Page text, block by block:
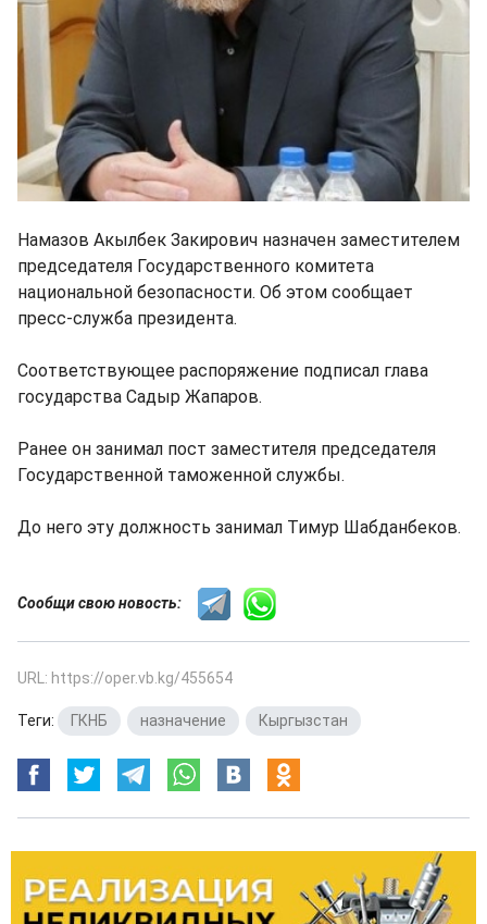
Намазов Акылбек Закирович назначен заместителем
председателя Государственного комитета
национальной безопасности. Об этом сообщает
пресс-служба президента.
Соответствующее распоряжение подписал глава
государства Садыр Жапаров.
Ранее он занимал пост заместителя председателя
Государственной таможенной службы.
До него эту должность занимал Тимур Шабданбеков.
Сообщи свою новость:
URL: https://oper.vb.kg/455654
Теги: ГКНБ назначение Кыргызстан